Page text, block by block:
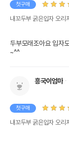
첫구매
내꼬두부 굵은입자 오리
두부모래조아요 입자
~^^
흥국이엄마
첫구매
내꼬두부 굵은입자 오리